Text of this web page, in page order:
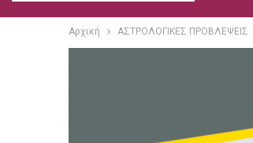
Αρχική ΑΣΤΡΟΛΟΓΙΚΕΣ ΠΡΟΒΛΕΨΕΙΣ